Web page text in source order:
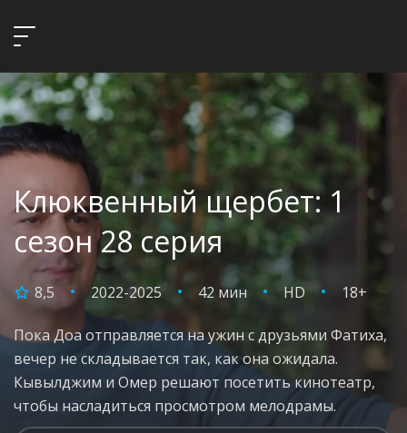
Клюквенный щербет: 1
сезон 28 серия
8,5 2022-2025 42 мин HD 18+
Пока Доа отправляется на ужин с друзьями Фатиха,
вечер не складывается так, как она ожидала.
Кывылджим и Омер решают посетить кинотеатр,
чтобы насладиться просмотром мелодрамы.